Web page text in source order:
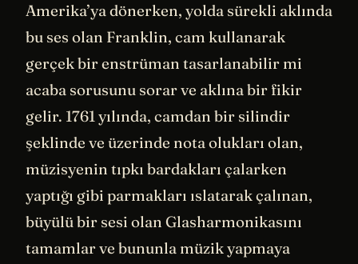
Amerika’ya dönerken, yolda sürekli aklında
bu ses olan Franklin, cam kullanarak
gerçek bir enstrüman tasarlanabilir mi
acaba sorusunu sorar ve aklına bir fikir
gelir. 1761 yılında, camdan bir silindir
şeklinde ve üzerinde nota olukları olan,
müzisyenin tıpkı bardakları çalarken
yaptığı gibi parmakları ıslatarak çalınan,
büyülü bir sesi olan Glasharmonikasını
tamamlar ve bununla müzik yapmaya